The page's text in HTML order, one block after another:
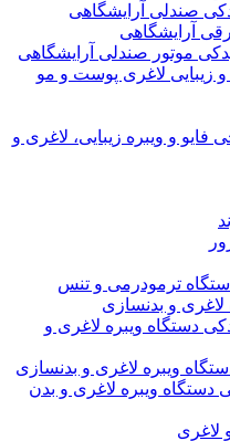
صندلی آرایشگاهی
آرایشگاهی
موتور صندلی آرایشگاهی
زیبایی لاغری پوست و مو
و ویبره زیبایی، لاغری و
ترمودرمی و تنس
و بدنسازی
دستگاه ویبره لاغری و
ویبره لاغری و بدنسازی
دستگاه ویبره لاغری و بدن
لاغری